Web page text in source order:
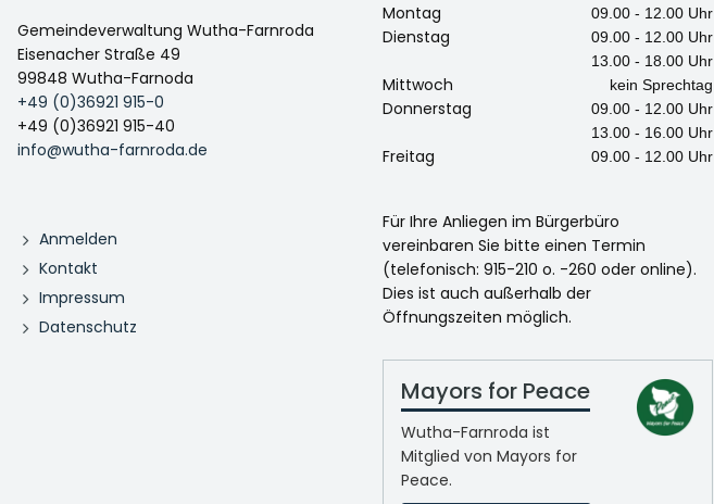
Gemeindeverwaltung Wutha-Farnroda
Eisenacher Straße 49
99848 Wutha-Farnoda
+49 (0)36921 915-0
+49 (0)36921 915-40
info@wutha-farnroda.de
Anmelden
Kontakt
Impressum
Datenschutz
Montag 09.00 - 12.00 Uhr
Dienstag
09.00 - 12.00 Uhr
13.00 - 18.00 Uhr
Mittwoch kein Sprechtag
Donnerstag
09.00 - 12.00 Uhr
13.00 - 16.00 Uhr
Freitag 09.00 - 12.00 Uhr
Für Ihre Anliegen im Bürgerbüro
vereinbaren Sie bitte einen Termin
(telefonisch: 915-210 o. -260 oder online).
Dies ist auch außerhalb der
Öffnungszeiten möglich.
Mayors for Peace
Wutha-Farnroda ist
Mitglied von Mayors for
Peace.